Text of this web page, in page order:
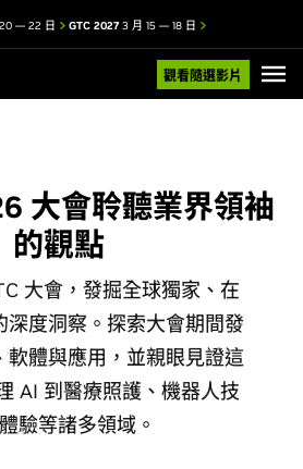
— 22 日 GTC 20273 月 15 — 18 日
觀看隨選影片
大會聆聽業界領袖
的觀點
大會，發掘全球獨家、在
深度洞察。探索大會期間發
軟體與應用，並親眼見證這
AI 到醫療照護、機器人技
驗等諸多領域。